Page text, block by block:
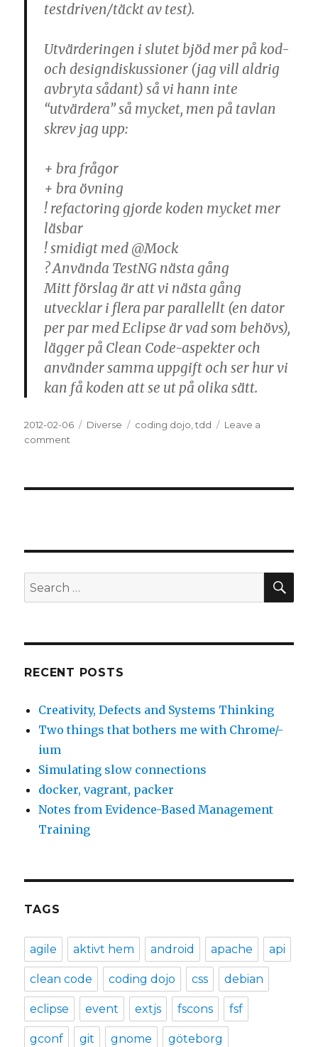
testdriven/täckt av test).
Utvärderingen i slutet bjöd mer på kod-
och designdiskussioner (jag vill aldrig
avbryta sådant) så vi hann inte
“utvärdera” så mycket, men på tavlan
skrev jag upp:
+ bra frågor
+ bra övning
! refactoring gjorde koden mycket mer
läsbar
! smidigt med @Mock
? Använda TestNG nästa gång
Mitt förslag är att vi nästa gång
utvecklar i flera par parallellt (en dator
per par med Eclipse är vad som behövs),
lägger på Clean Code-aspekter och
använder samma uppgift och ser hur vi
kan få koden att se ut på olika sätt.
Posted
on
2012-02-06 Categories
Diverse Tags
coding dojo ,tdd
Leave a
comment
Search
for:
RECENT POSTS
Creativity, Defects and Systems Thinking
Two things that bothers me with Chrome/-
ium
Simulating slow connections
docker, vagrant, packer
Notes from Evidence-Based Management
Training
TAGS
agile aktivt hem android apache api
clean code coding dojo css debian
eclipse event extjs fscons fsf
gconf git gnome göteborg